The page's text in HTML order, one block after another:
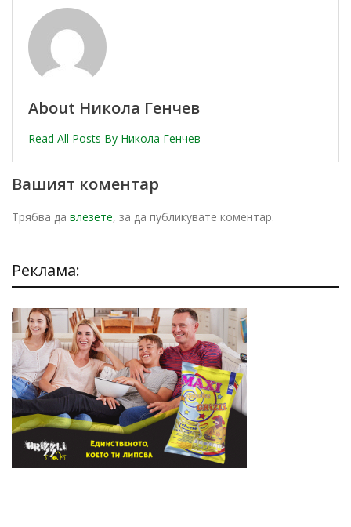
About Никола Генчев
Read All Posts By Никола Генчев
Вашият коментар
Трябва да влезете, за да публикувате коментар.
Реклама: